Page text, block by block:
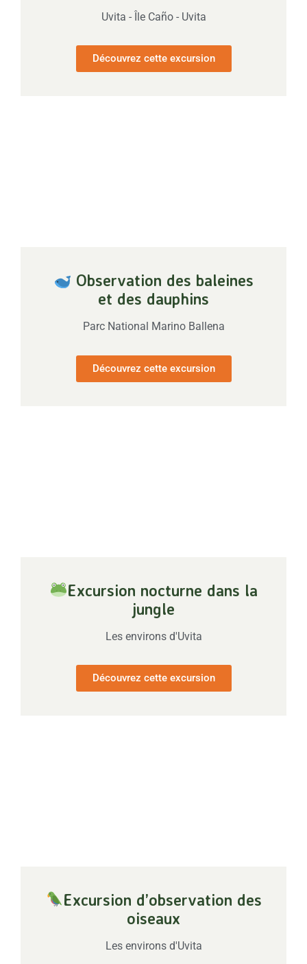
Uvita - Île Caño - Uvita
Découvrez cette excursion
Observation des baleines
et des dauphins
Parc National Marino Ballena
Découvrez cette excursion
Excursion nocturne dans la
jungle
Les environs d'Uvita
Découvrez cette excursion
Excursion d’observation des
oiseaux
Les environs d'Uvita